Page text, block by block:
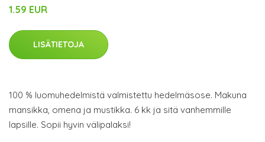
1.59 EUR
LISÄTIETOJA
100 % luomuhedelmistä valmistettu hedelmäsose. Makuna
mansikka, omena ja mustikka. 6 kk ja sitä vanhemmille
lapsille. Sopii hyvin välipalaksi!